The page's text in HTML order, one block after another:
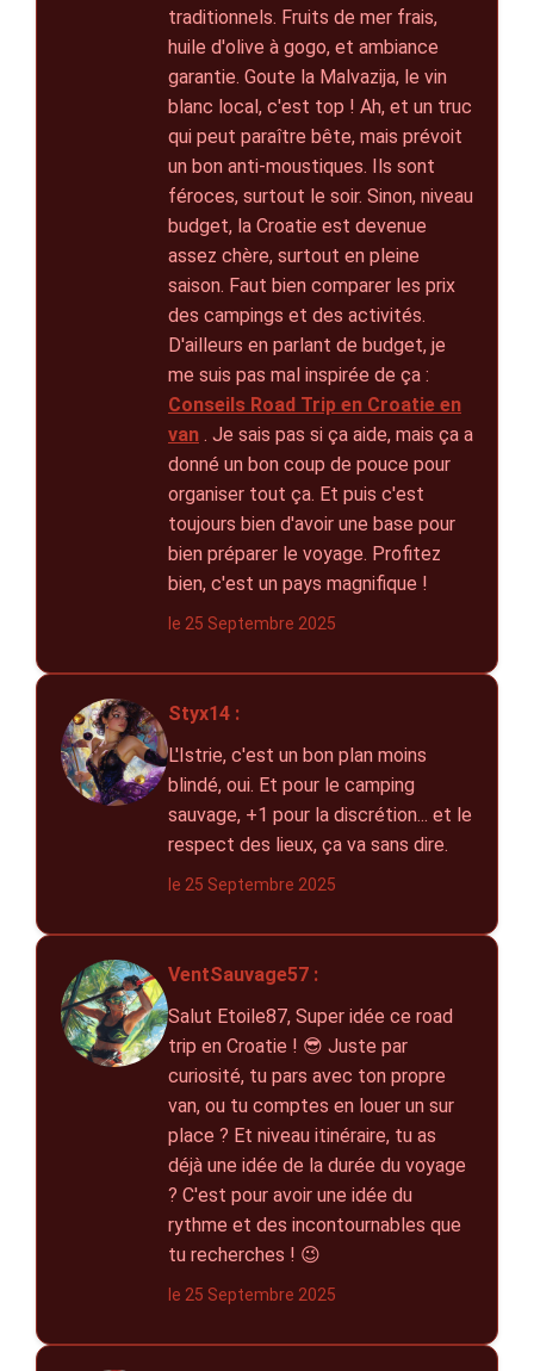
traditionnels. Fruits de mer frais,
huile d'olive à gogo, et ambiance
garantie. Goute la Malvazija, le vin
blanc local, c'est top ! Ah, et un truc
qui peut paraître bête, mais prévoit
un bon anti-moustiques. Ils sont
féroces, surtout le soir. Sinon, niveau
budget, la Croatie est devenue
assez chère, surtout en pleine
saison. Faut bien comparer les prix
des campings et des activités.
D'ailleurs en parlant de budget, je
me suis pas mal inspirée de ça :
Conseils Road Trip en Croatie en
van . Je sais pas si ça aide, mais ça a
donné un bon coup de pouce pour
organiser tout ça. Et puis c'est
toujours bien d'avoir une base pour
bien préparer le voyage. Profitez
bien, c'est un pays magnifique !
le 25 Septembre 2025
Styx14 :
L'Istrie, c'est un bon plan moins
blindé, oui. Et pour le camping
sauvage, +1 pour la discrétion... et le
respect des lieux, ça va sans dire.
le 25 Septembre 2025
VentSauvage57 :
Salut Etoile87, Super idée ce road
trip en Croatie ! 😎 Juste par
curiosité, tu pars avec ton propre
van, ou tu comptes en louer un sur
place ? Et niveau itinéraire, tu as
déjà une idée de la durée du voyage
? C'est pour avoir une idée du
rythme et des incontournables que
tu recherches ! 😉
le 25 Septembre 2025